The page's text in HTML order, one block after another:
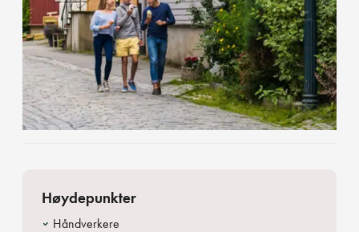
Høydepunkter
Håndverkere